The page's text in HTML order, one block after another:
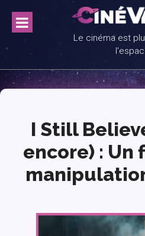
content
Le cinéma est
I Still
encore) : Un